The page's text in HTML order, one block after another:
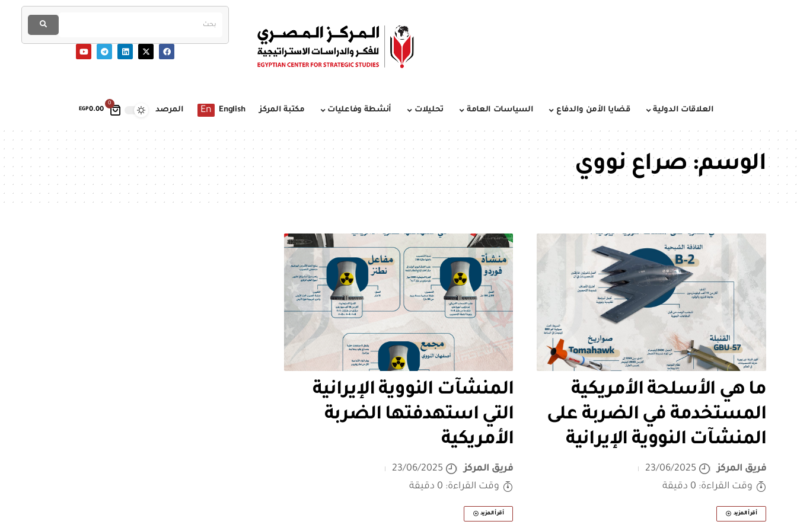
0
EGP0.00 العلاقات الدولية قضايا الأمن والدفاع السياسات العامة تحليلات أنشطة وفاعليات مكتبة المركز English
En المرصد
الوسم:صراع نووي
ما هي الأسلحة الأمريكية
المستخدمة في الضربة على
المنشآت النووية الإيرانية
فريق المركز
23/06/2025
وقت القراءة: 0 دقيقة
أقرأ المزيد
المنشآت النووية الإيرانية
التي استهدفتها الضربة
الأمريكية
فريق المركز
23/06/2025
وقت القراءة: 0 دقيقة
أقرأ المزيد